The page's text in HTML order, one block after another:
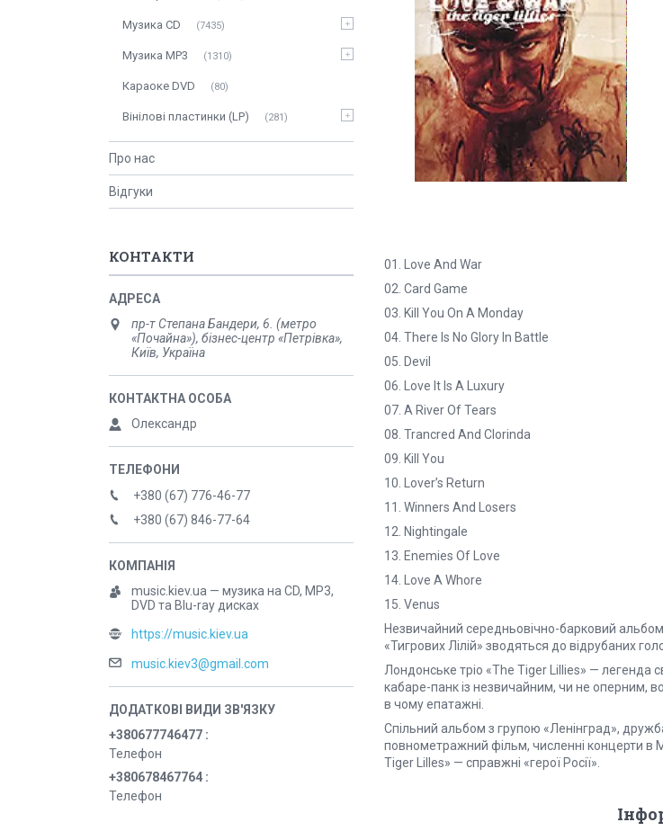
01. Love And War
02. Card Game
03. Kill You On A Monday
04. There Is No Glory In Battle
05. Devil
06. Love It Is A Luxury
07. A River Of Tears
08. Trancred And Clorinda
09. Kill You
10. Lover’s Return
11. Winners And Losers
12. Nightingale
13. Enemies Of Love
14. Love A Whore
15. Venus
Незвичайний середньовічно-барковий альбом:
«Тигрових Лілій» зводяться до відрубаних
Лондонське тріо «The Tiger Lillies» — легенда
кабаре-панк із незвичайним, чи не оперним,
в чому епатажні.
Спільний альбом з групою «Ленінград»,
повнометражний фільм, численні концерти в
Tiger Lilles» — справжні «герої Росії».
Музика CD 7435
Музика MP3 1310
Караоке DVD 80
Вінілові пластинки (LP) 281
Про нас
Відгуки
КОНТАКТИ
пр-т Степана Бандери, 6. (метро
«Почайна»), бізнес-центр «Петрівка»,
Київ, Україна
Олександр
+380 (67) 776-46-77
+380 (67) 846-77-64
music.kiev.ua — музика на CD, MP3,
DVD та Blu-ray дисках
https://music.kiev.ua
music.kiev3@gmail.com
+380677746477
Телефон
+380678467764
Телефон